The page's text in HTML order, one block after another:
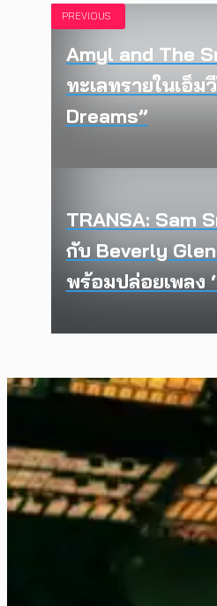
PREVIOUS
Amyl and The
ทะเลทรายในเอ็ม
Dreams”
TRANSA: Sam
กับ Beverly
พร้อมปล่อยเพลง